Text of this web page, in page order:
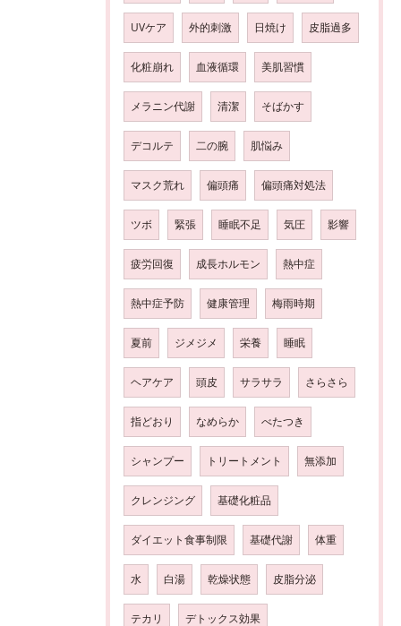
UVケア 外的刺激 日焼け 皮脂過多
化粧崩れ 血液循環 美肌習慣
メラニン代謝 清潔 そばかす
デコルテ 二の腕 肌悩み
マスク荒れ 偏頭痛 偏頭痛対処法
ツボ 緊張 睡眠不足 気圧 影響
疲労回復 成長ホルモン 熱中症
熱中症予防 健康管理 梅雨時期
夏前 ジメジメ 栄養 睡眠
ヘアケア 頭皮 サラサラ さらさら
指どおり なめらか べたつき
シャンプー トリートメント 無添加
クレンジング 基礎化粧品
ダイエット食事制限 基礎代謝 体重
水 白湯 乾燥状態 皮脂分泌
テカリ デトックス効果